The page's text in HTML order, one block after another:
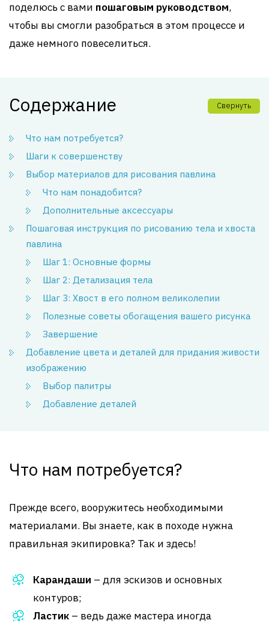
поделюсь с вами пошаговым руководством,
чтобы вы смогли разобраться в этом процессе и
даже немного повеселиться.
Содержание Свернуть
Что нам потребуется?
Шаги к совершенству
Выбор материалов для рисования павлина
Что нам понадобится?
Дополнительные аксессуары
Пошаговая инструкция по рисованию тела и хвоста
павлина
Шаг 1: Основные формы
Шаг 2: Детализация тела
Шаг 3: Хвост в его полном великолепии
Полезные советы обогащения вашего рисунка
Завершение
Добавление цвета и деталей для придания живости
изображению
Выбор палитры
Добавление деталей
Что нам потребуется?
Прежде всего, вооружитесь необходимыми
материалами. Вы знаете, как в походе нужна
правильная экипировка? Так и здесь!
Карандаши – для эскизов и основных
контуров;
Ластик – ведь даже мастера иногда